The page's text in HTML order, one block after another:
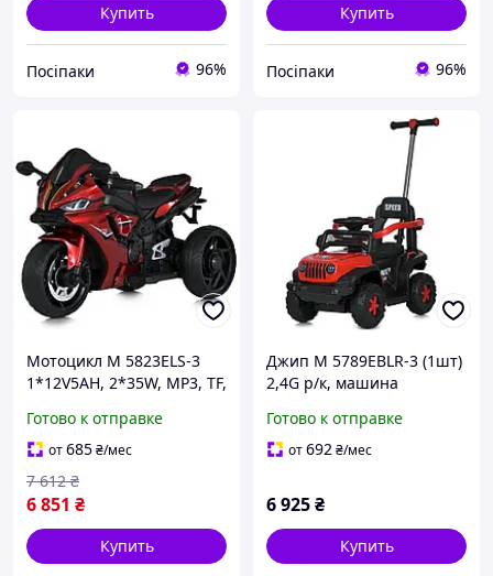
Купить
Посіпаки 96%
Купить
Посіпаки 96%
Мотоцикл M 5823ELS-3
1*12V5AH, 2*35W, MP3, TF,
шкіра, музика, світло,
фарб.червоний
Готово к отправке
от685₴/мес
6 851 ₴
7 612 ₴
Купить
Джип M 5789EBLR-3 (1шт)
2,4G р/к, машина
толокар,батьк.ручка),
1акум6V7AH,2мотор14W,
шкіра,колесаEVA,
Готово к отправке
от692₴/мес
6 925₴
Купить